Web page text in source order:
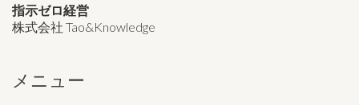
指示ゼロ経営
株式会社 Tao&Knowledge
メニュー